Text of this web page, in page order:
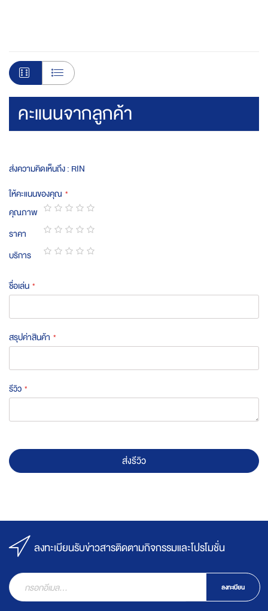
คะแนนจากลูกค้า
ส่งความคิดเห็นถึง : RIN
ให้คะแนนของคุณ
คุณภาพ
1
star
2
stars
3
stars
4
stars
5
stars
ราคา
1
star
2
stars
3
stars
4
stars
5
stars
บริการ
ชื่อเล่น
สรุปค่าสินค้า
รีวิว
ส่งรีวิว
ลงทะเบียนรับข่าวสารติดตามกิจกรรมและโปรโมชั่น
ลงทะเบียน